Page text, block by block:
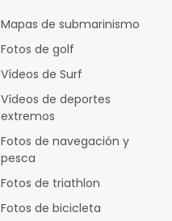
Mapas de submarinismo
Fotos de golf
Vídeos de Surf
Vídeos de deportes
extremos
Fotos de navegación y
pesca
Fotos de triathlon
Fotos de bicicleta